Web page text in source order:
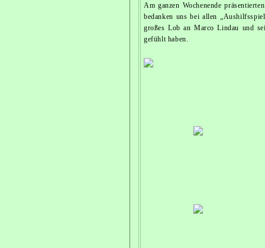
Am ganzen Wochenende
bedanken uns bei allen
großes Lob an Marco Lindau und
gefühlt haben.